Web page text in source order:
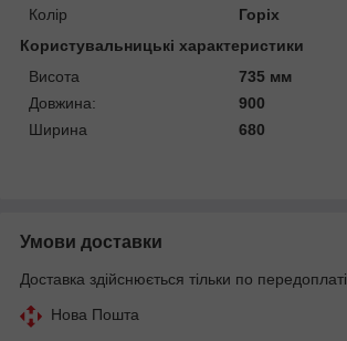
Колір
Горіх
Користувальницькі характеристики
Висота
735 мм
Довжина:
900
Ширина
680
Умови доставки
Доставка здійснюється тільки по передоплаті.
Нова Пошта